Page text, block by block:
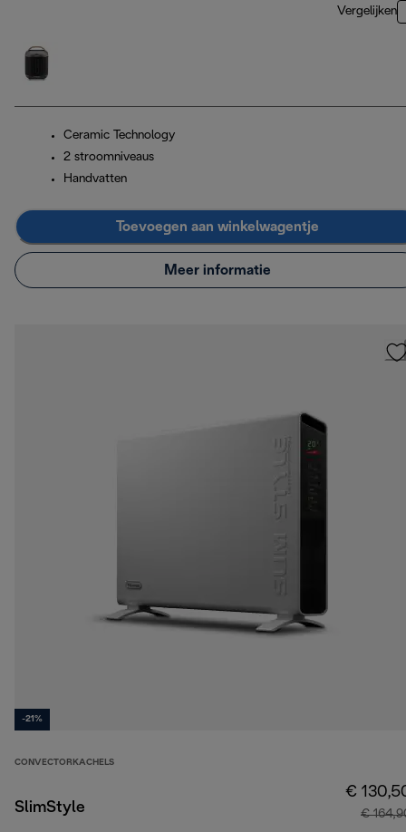
Vergelijken
Ceramic Technology
2 stroomniveaus
Handvatten
Toevoegen aan winkelwagentje
Meer informatie
-21%
CONVECTORKACHELS
SlimStyle
€
€